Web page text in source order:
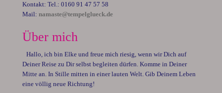
Kontakt: Tel.: 0160 91 47 57 58
Mail: namaste@tempelglueck.de
Über mich
Hallo, ich bin Elke und freue mich riesig, wenn wir Dich auf
Deiner Reise zu Dir selbst begleiten dürfen. Komme in Deiner
Mitte an. In Stille mitten in einer lauten Welt. Gib Deinem Leben
eine völlig neue Richtung!